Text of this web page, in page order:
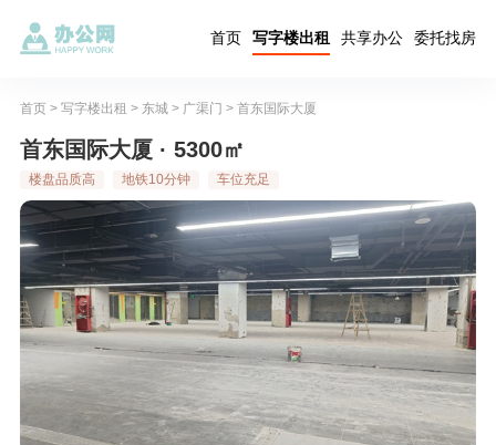
首页 写字楼出租 共享办公 委托找房
首页> 写字楼出租 > 东城> 广渠门 > 首东国际大厦
首东国际大厦 · 5300㎡
楼盘品质高 地铁10分钟 车位充足